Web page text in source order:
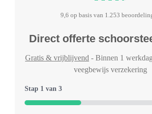
9,6 op basis van 1.253
Direct offerte
Gratis & vrijblijvend - Binnen 1
veegbewijs verzekering
Stap 1 van 3
33%